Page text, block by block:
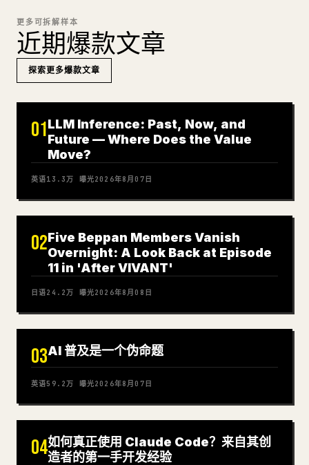
更多可拆解样本
近期爆款文章
探索更多爆款文章
01LLM Inference: Past, Now, and
Future — Where Does the Value
Move?
英语13.3万 曝光2026年8月07日
02Five Beppan Members Vanish
Overnight: A Look Back at Episode
11 in 'After VIVANT'
日语24.2万 曝光2026年8月08日
03AI 普及是一个伪命题
英语59.2万 曝光2026年8月07日
04如何真正使用 Claude Code？来自其创
造者的第一手开发经验